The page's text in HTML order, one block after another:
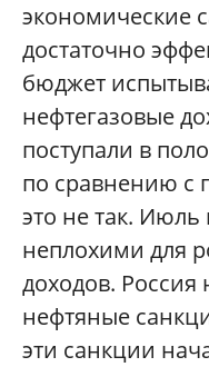
экономические
достаточно
бюджет
нефтегазовые
поступали в
по сравнению с
это не так. Июль
неплохими для
доходов. Россия
нефтяные
эти санкции